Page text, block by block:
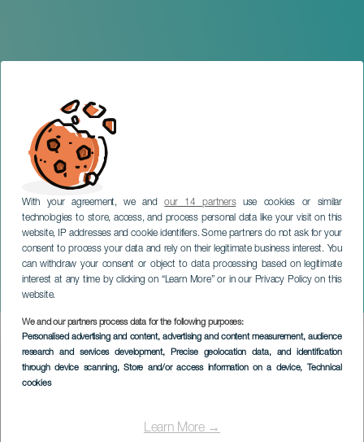
With your agreement, we andour 14 partnersuse cookies or similar
technologies to store, access, and process personal data like your visit on this
website, IP addresses and cookie identifiers. Some partners do not ask for your
consent to process your data and rely on their legitimate business interest. You
can withdraw your consent or object to data processing based on legitimate
interest at any time by clicking on “Learn More” or in our Privacy Policy on this
website.
We and our partners process data for the following purposes:
Personalised advertising and content, advertising and content measurement, audience
research and services development, Precise geolocation data, and identification
through device scanning, Store and/or access information on a device, Technical
cookies
Learn More →
Oscar Domiguez: Due che
si incrociano
TENERIFE
Imagen
Listado